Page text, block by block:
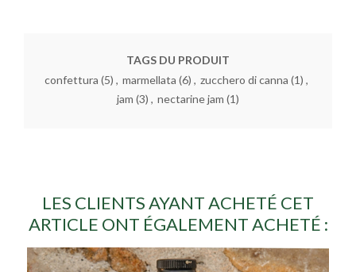
TAGS DU PRODUIT
confettura (5) , marmellata (6) , zucchero di canna (1) ,
jam (3) , nectarine jam (1)
LES CLIENTS AYANT ACHETÉ CET
ARTICLE ONT ÉGALEMENT ACHETÉ :